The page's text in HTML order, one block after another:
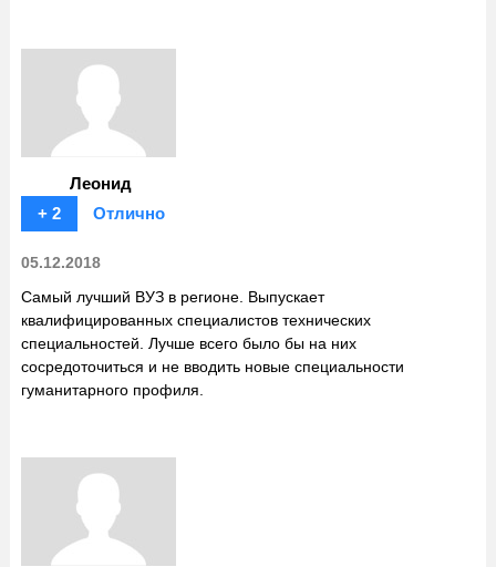
Леонид
+ 2
Отлично
05.12.2018
Самый лучший ВУЗ в регионе. Выпускает
квалифицированных специалистов технических
специальностей. Лучше всего было бы на них
сосредоточиться и не вводить новые специальности
гуманитарного профиля.